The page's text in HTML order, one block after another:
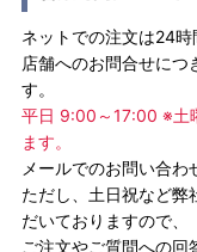
ネットでの注文は24時
店舗へのお問合せにつ
す。
平日 9:00～17:00 ※土
ます。
メールでのお問い合わ
ただし、土日祝など弊
だいておりますので、
ご注文やご質問への回